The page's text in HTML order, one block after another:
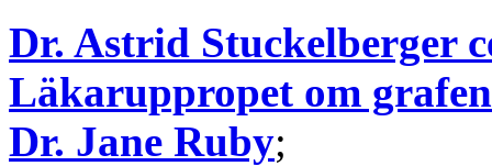
Dr. Astrid Stuckelberger
Läkaruppropet om
Dr. Jane Ruby;